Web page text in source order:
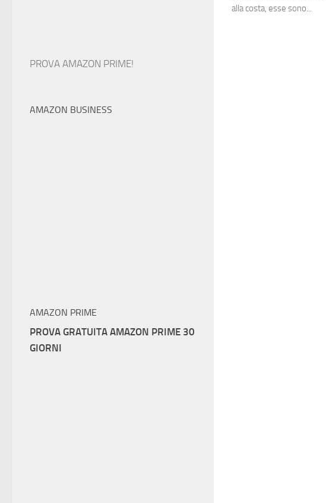
alla costa, esse sono...
PROVA AMAZON PRIME!
AMAZON BUSINESS
AMAZON PRIME
PROVA GRATUITA AMAZON PRIME 30
GIORNI